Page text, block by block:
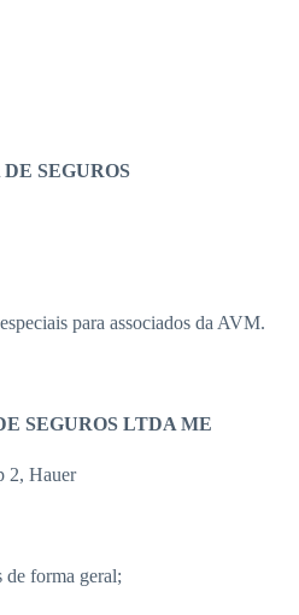
SEGUROS
para associados da AVM.
SEGUROS LTDA ME
2, Hauer
de forma geral;